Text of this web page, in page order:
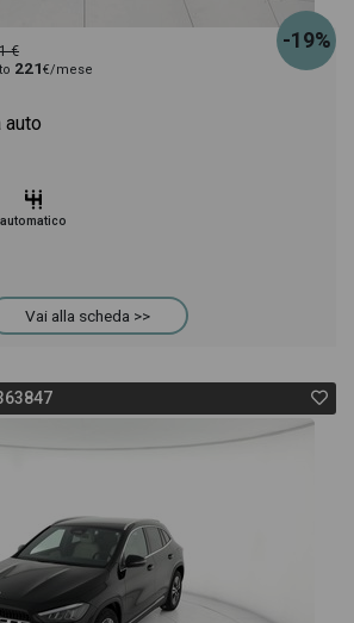
-19%
€
221€/mese
auto
automatico
Vai alla scheda >>